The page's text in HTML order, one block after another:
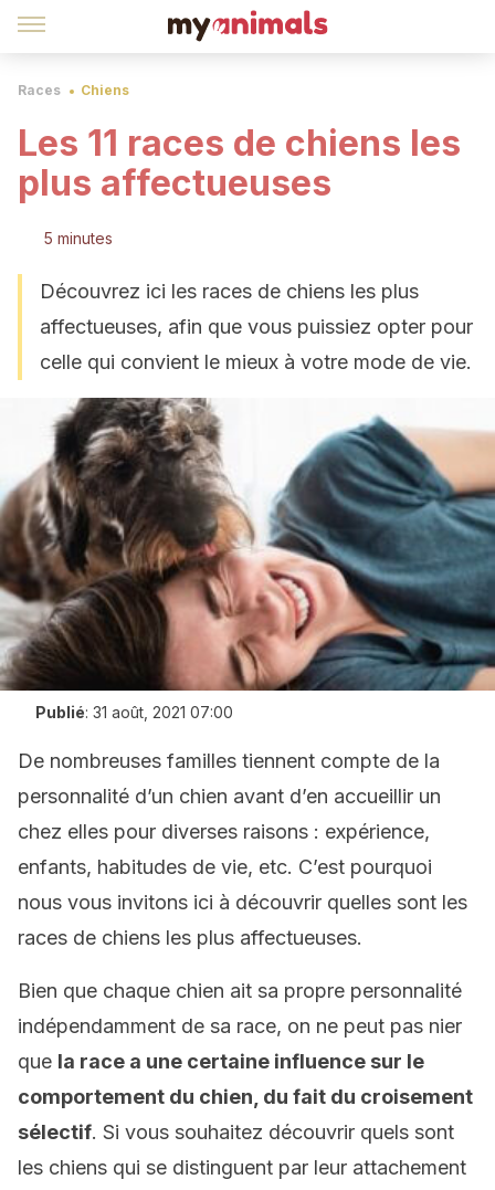
Races Chiens
Les 11 races de chiens les
plus affectueuses
5 minutes
Découvrez ici les races de chiens les plus
affectueuses, afin que vous puissiez opter pour
celle qui convient le mieux à votre mode de vie.
Publié: 31 août, 2021 07:00
De nombreuses familles tiennent compte de la
personnalité d’un chien avant d’en accueillir un
chez elles pour diverses raisons : expérience,
enfants, habitudes de vie, etc. C’est pourquoi
nous vous invitons ici à découvrir quelles sont les
races de chiens les plus affectueuses.
Bien que chaque chien ait sa propre personnalité
indépendamment de sa race, on ne peut pas nier
que la race a une certaine influence sur le
comportement du chien, du fait du croisement
sélectif. Si vous souhaitez découvrir quels sont
les chiens qui se distinguent par leur attachement